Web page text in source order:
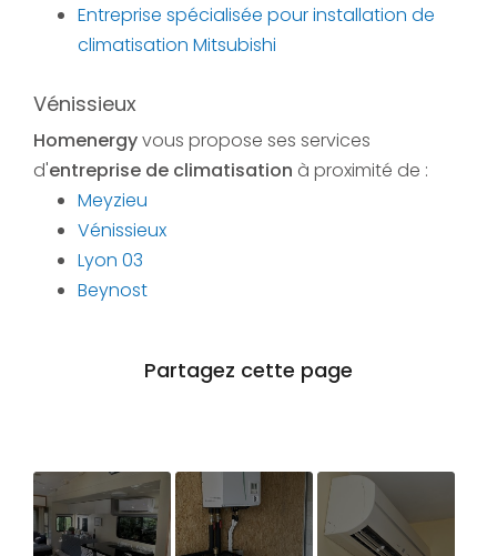
Entreprise spécialisée pour installation de
climatisation Mitsubishi
Vénissieux
Homenergyvous propose ses services
d'entreprise de climatisation à proximité de :
Meyzieu
Vénissieux
Lyon 03
Beynost